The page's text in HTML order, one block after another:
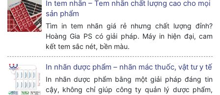
In tem nhãn – Tem nhãn chất lượng cao cho mọi
sản phẩm
Tìm in tem nhãn giá rẻ nhưng chất lượng đỉnh?
Hoàng Gia PS có giải pháp. Máy in hiện đại, cam
kết tem sắc nét, bền màu.
In nhãn dược phẩm – nhãn mác thuốc, vật tư y tế
In nhãn dược phẩm bằng một giải pháp đáng tin
cậy, không chỉ giúp công ty quản lý dược phẩm,